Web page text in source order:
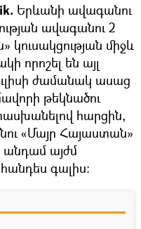
Երևանի ավագանու
ավագանու 2
միջև
որոշել են այլ
ժամանակ ասաց
թեկնածու
հարցին,
«Մայր Հայաստան»
անդամ այժմ
գալիս։